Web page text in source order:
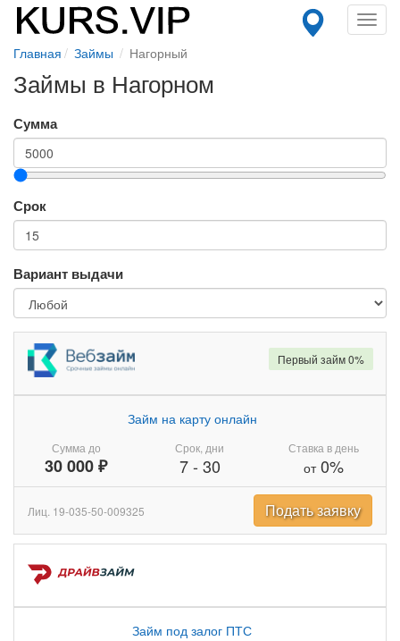
Главная Займы Нагорный
Займы в Нагорном
Сумма
Срок
Вариант выдачи
Сумма до
30 000 ₽
Займ на карту онлайн
Срок, дни
7- 30
Ставка в день
от0%
Первый займ 0%
Лиц. 19-035-50-009325 Подать заявку
Займ под залог ПТС